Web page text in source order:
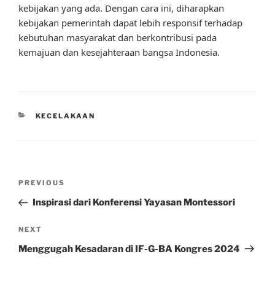
kebijakan yang ada. Dengan cara ini, diharapkan
kebijakan pemerintah dapat lebih responsif terhadap
kebutuhan masyarakat dan berkontribusi pada
kemajuan dan kesejahteraan bangsa Indonesia.
CATEGORIES
KECELAKAAN
Previous
Post
PREVIOUS
Inspirasi dari Konferensi Yayasan Montessori
Next
Post
NEXT
Menggugah Kesadaran di IF-G-BA Kongres 2024